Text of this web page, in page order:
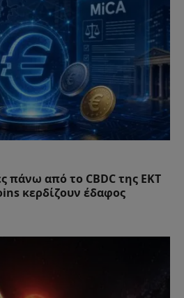
πάνω από το CBDC της ΕΚΤ
κερδίζουν έδαφος